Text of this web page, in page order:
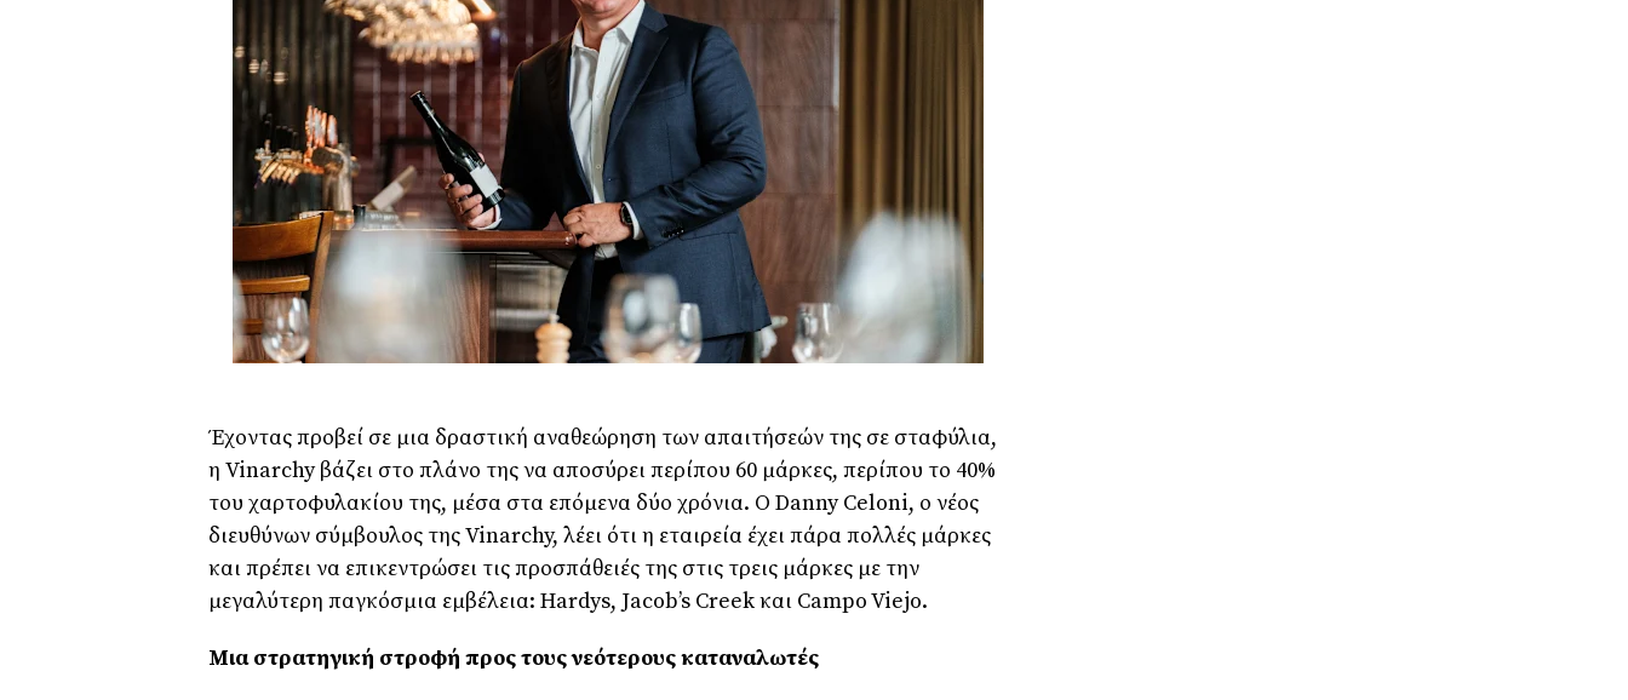
Έχοντας προβεί σε μια δραστική αναθεώρηση των απαιτήσεών της σε σταφύλια,
η Vinarchy βάζει στο πλάνο της να αποσύρει περίπου 60 μάρκες, περίπου το 40%
του χαρτοφυλακίου της, μέσα στα επόμενα δύο χρόνια. Ο Danny Celoni, ο νέος
διευθύνων σύμβουλος της Vinarchy, λέει ότι η εταιρεία έχει πάρα πολλές μάρκες
και πρέπει να επικεντρώσει τις προσπάθειές της στις τρεις μάρκες με την
μεγαλύτερη παγκόσμια εμβέλεια: Hardys, Jacob’s Creek και Campo Viejo.
Μια στρατηγική στροφή προς τους νεότερους καταναλωτές